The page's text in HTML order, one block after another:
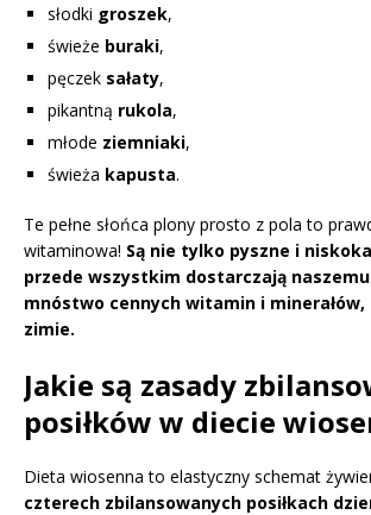
słodki groszek,
świeże buraki,
pęczek sałaty,
pikantną rukola,
młode ziemniaki,
świeża kapusta.
Te pełne słońca plony prosto z pola to
witaminowa! Są nie tylko pyszne i
przede wszystkim dostarczają
mnóstwo cennych witamin i minerałów,
zimie.
Jakie są zasady
posiłków w diecie
Dieta wiosenna to elastyczny schemat
czterech zbilansowanych posiłkach